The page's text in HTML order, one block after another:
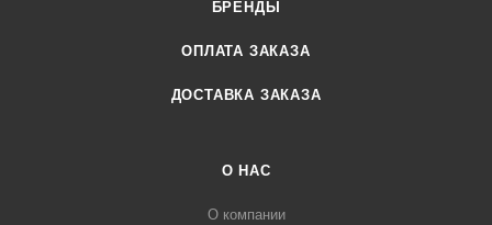
БРЕНДЫ
ОПЛАТА ЗАКАЗА
ДОСТАВКА ЗАКАЗА
О НАС
О компании